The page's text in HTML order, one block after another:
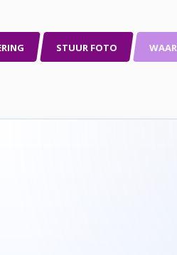
STUUR FOTO